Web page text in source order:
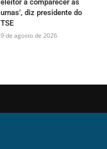
eleitor a comparecer às
urnas’, diz presidente do
TSE
9 de agosto de 2026